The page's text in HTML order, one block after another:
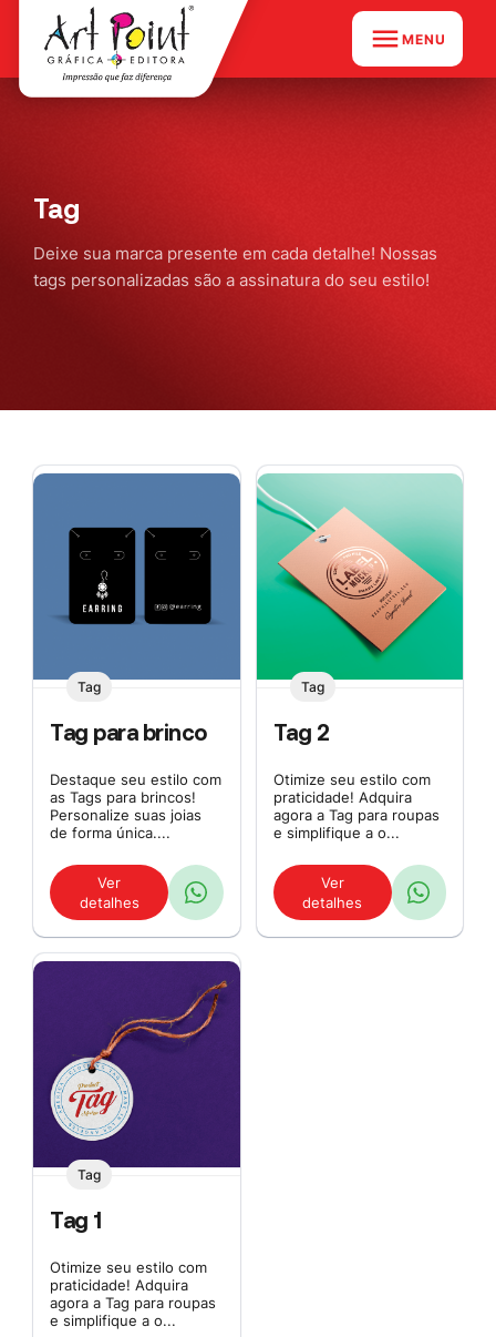
MENU
Tag
Deixe sua marca presente em cada detalhe! Nossas
tags personalizadas são a assinatura do seu estilo!
Tag
Tag para brinco
Destaque seu estilo com
as Tags para brincos!
Personalize suas joias
de forma única....
Ver
detalhes
Tag
Tag 2
Otimize seu estilo com
praticidade! Adquira
agora a Tag para roupas
e simplifique a o...
Ver
detalhes
Tag
Tag 1
Otimize seu estilo com
praticidade! Adquira
agora a Tag para roupas
e simplifique a o...